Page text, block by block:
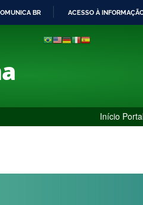
PARA
BR ACESSO À
Início